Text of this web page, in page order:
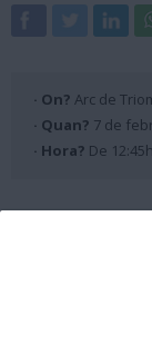
· On? Arc de
· Quan? 7 de
· Hora? De
Organitzat
juntament